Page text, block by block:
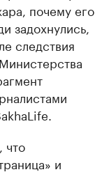
почему его
задохнулись,
следствия
что
и